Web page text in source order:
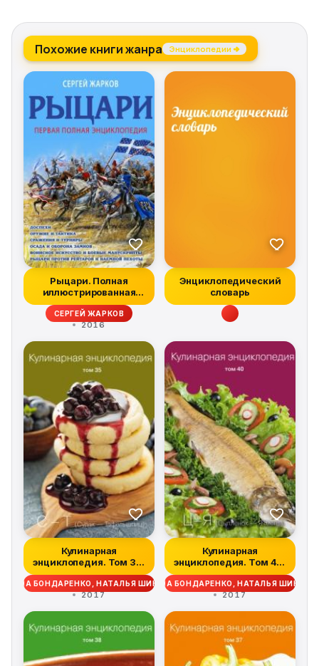
Похожие книги жанра Энциклопедии →
Рыцари. Полная
иллюстрированная
энциклопедия
СЕРГЕЙ ЖАРКОВ
2016
Энциклопедический
словарь
Кулинарная
энциклопедия. Том 35.
С – Т (Судак – Та...
БОНДАРЕНКО, НАТАЛЬЯ ШИНКАРЁВА
2017
Кулинарная
энциклопедия. Том 40.
Ц – Я (Цыпленок –...
НАДЕЖДА БОНДАРЕНКО, НАТАЛЬЯ
2017